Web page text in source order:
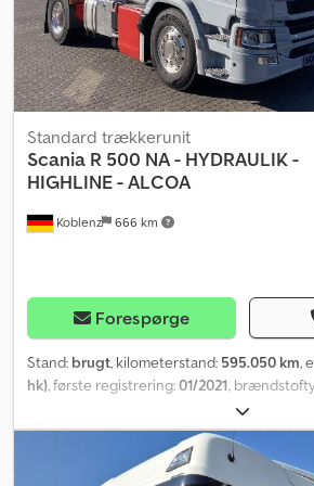
Koblenz 666 km
Standard trækkerunit
Scania R 500 NA - HYDRAULIK -
HIGHLINE - ALCOA
Forespørge
Stand: brugt, kilometerstand: 595.050 km,
hk) , første registrering:01/2021 ,
10.141 kg
akslekonfiguration:4x2, akselafstand:3.750
, førerhus: anden,
emissionsklasse: Euro 6, affjedring: stål-luft,